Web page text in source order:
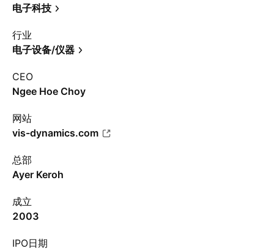
电子科技
行业
电子设备/仪器
CEO
Ngee Hoe Choy
网站
vis-dynamics.com
总部
Ayer Keroh
成立
2003
IPO日期